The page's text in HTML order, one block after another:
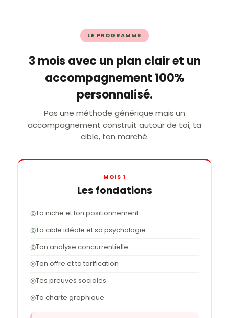
LE PROGRAMME
3 mois avec un plan clair et un
accompagnement 100%
personnalisé.
Pas une méthode générique mais un
accompagnement construit autour de toi, ta
cible, ton marché.
MOIS 1
Les fondations
◎Ta niche et ton positionnement
◎Ta cible idéale et sa psychologie
◎Ton analyse concurrentielle
◎Ton offre et ta tarification
◎Tes preuves sociales
◎Ta charte graphique